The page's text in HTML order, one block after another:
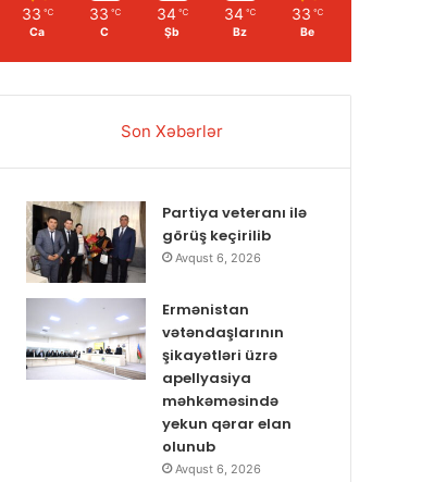
33 ℃
Ca
33 ℃
C
34 ℃
Şb
34 ℃
Bz
33 ℃
Be
Son Xəbərlər
Partiya veteranı ilə
görüş keçirilib
Avqust 6, 2026
Ermənistan
vətəndaşlarının
şikayətləri üzrə
apellyasiya
məhkəməsində
yekun qərar elan
olunub
Avqust 6, 2026